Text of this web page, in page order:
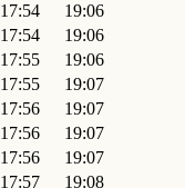
17:54
19:06
17:54
19:06
17:55
19:06
17:55
19:07
17:56
19:07
17:56
19:07
17:56
19:07
17:57
19:08